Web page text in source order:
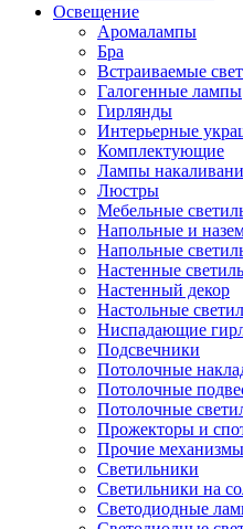
Освещение
Аромалампы
Бра
Встраиваемые
Галогенные лампы
Гирлянды
Интерьерные
Комплектующие
Лампы
Люстры
Мебельные
Напольные и
Напольные
Настенные
Настенный декор
Настольные
Ниспадающие
Подсвечники
Потолочные
Потолочные
Потолочные
Прожекторы и
Прочие механизмы
Светильники
Светильники на
Светодиодные